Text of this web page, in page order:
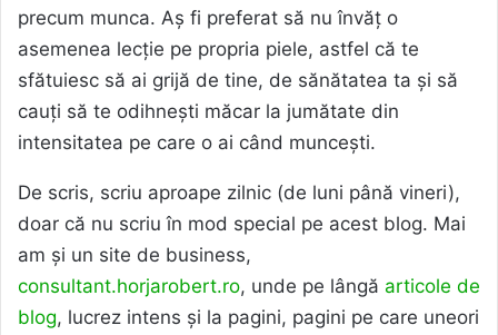
precum munca. Aș fi preferat să nu învăț o
asemenea lecție pe propria piele, astfel că te
sfătuiesc să ai grijă de tine, de sănătatea ta și să
cauți să te odihnești măcar la jumătate din
intensitatea pe care o ai când muncești.
De scris, scriu aproape zilnic (de luni până vineri),
doar că nu scriu în mod special pe acest blog. Mai
am și un site de business,
consultant.horjarobert.ro, unde pe lângă articole de
blog, lucrez intens și la pagini, pagini pe care uneori